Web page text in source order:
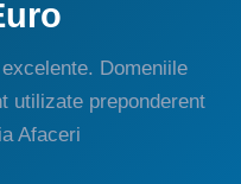
Domeniile
utilizate preponderent
Afaceri